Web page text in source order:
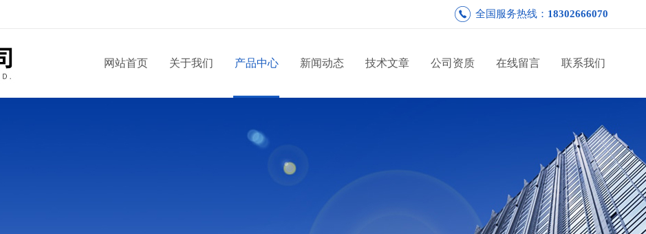
全国服务热线： 18302666070
网站首页 关于我们 产品中心 新闻动态 技术文章 公司资质 在线留言 联系我们